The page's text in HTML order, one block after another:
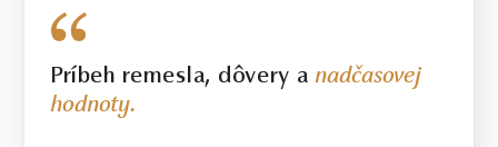
Príbeh remesla, dôvery anadčasovej
hodnoty.